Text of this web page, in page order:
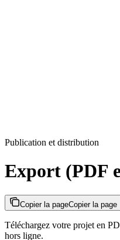
Publication et distribution
Export (PDF
Copier la pageCopier la page
Téléchargez votre projet en
hors ligne.